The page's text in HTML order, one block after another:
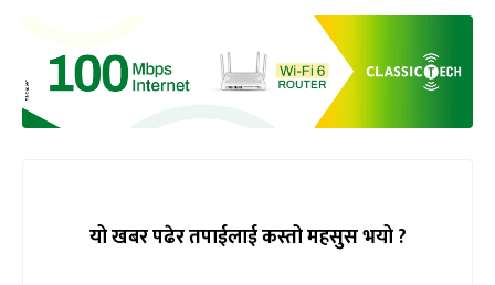
यो खबर पढेर तपाईलाई कस्तो महसुस भयो ?